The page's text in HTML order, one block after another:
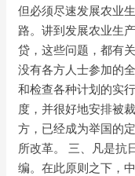
但必须尽速发展农业
路。讲到发展农业生
贷，这些问题，都有
没有各方人士参加的
和检查各种计划的实
度，并很好地安排被
方，已经成为举国的
所改革。 三、凡是抗
编。在此原则之下，